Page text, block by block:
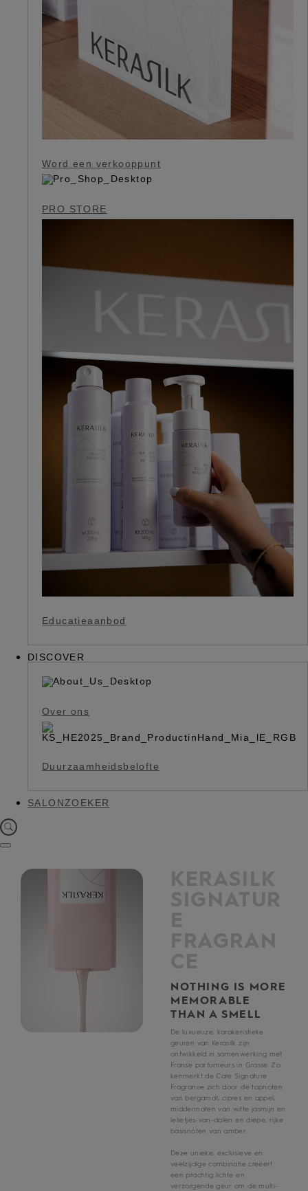
Word een verkooppunt
PRO STORE
Educatieaanbod
DISCOVER
Over ons
Duurzaamheidsbelofte
SALONZOEKER
KERASILK
SIGNATUR
E
FRAGRAN
CE
NOTHING IS MORE
MEMORABLE
THAN A SMELL
De luxueuze, karakeristieke
geuren van Kerasilk zijn
ontwikkeld in samenwerking met
Franse parfumeurs in Grasse. Zo
kenmerkt de Care Signature
Fragrance zich door de topnoten
van bergamot, cipres en appel,
middennoten van witte jasmijn en
lelietjes-van-dalen en diepe, rijke
basisnoten van amber.
Deze unieke, exclusieve en
veelzijdige combinatie creëert
een prachtig lichte en
verzorgende geur om de multi-